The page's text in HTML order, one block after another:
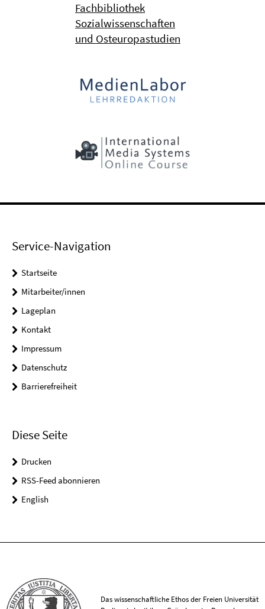
Fachbibliothek
Sozialwissenschaften
und Osteuropastudien
Service-Navigation
Startseite
Mitarbeiter/innen
Lageplan
Kontakt
Impressum
Datenschutz
Barrierefreiheit
Diese Seite
Drucken
RSS-Feed abonnieren
English
Das wissenschaftliche Ethos der Freien Universität